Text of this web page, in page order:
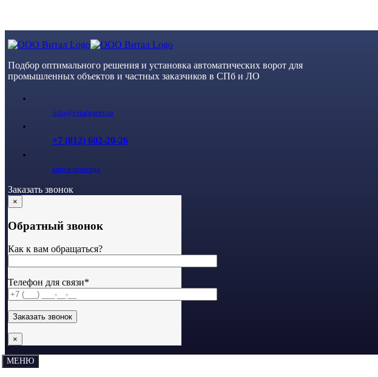
Подбор оптимального решения и установка автоматических ворот для
промышленных объектов и частных заказчиков в СПб и ЛО
info@vitalgates.ru
+7 (812) 602-20-26
карта проезда
Заказать звонок
×
Обратный звонок
Как к вам обращаться?
Телефон для связи*
×
МЕНЮ